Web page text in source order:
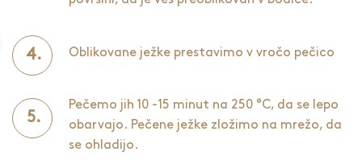
Oblikovane ježke prestavimo v vročo pečico
Pečemo jih 10 -15 minut na 250 °C, da se lepo
obarvajo. Pečene ježke zložimo na mrežo, da
se ohladijo.